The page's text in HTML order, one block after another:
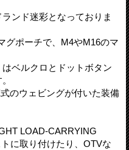
ンド迷彩となっておりま
グポーチで、M4やM16のマ
ベルクロとドットボタン
のウェビングが付いた装備
LOAD-CARRYING
に取り付けたり、OTVな